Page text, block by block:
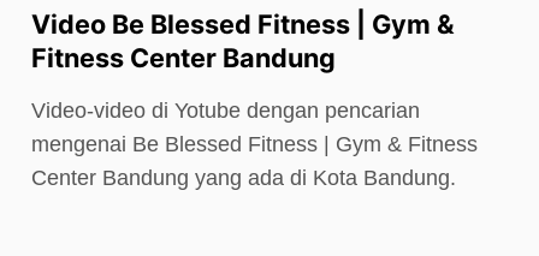
Video Be Blessed Fitness | Gym &
Fitness Center Bandung
Video-video di Yotube dengan pencarian
mengenai Be Blessed Fitness | Gym & Fitness
Center Bandung yang ada di Kota Bandung.